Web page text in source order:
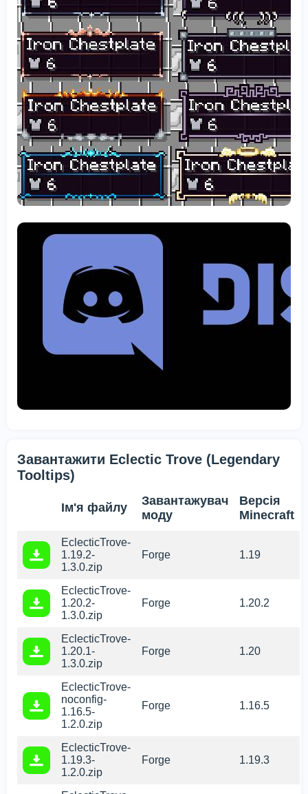
Завантажити Eclectic Trove (Legendary
Tooltips)
Ім'я файлу
Завантажувач
моду
Версія
Minecraft
EclecticTrove-
1.19.2-
1.3.0.zip
Forge 1.19
EclecticTrove-
1.20.2-
1.3.0.zip
Forge 1.20.2
EclecticTrove-
1.20.1-
1.3.0.zip
Forge 1.20
EclecticTrove-
noconfig-
1.16.5-
1.2.0.zip
Forge 1.16.5
EclecticTrove-
1.19.3-
1.2.0.zip
Forge 1.19.3